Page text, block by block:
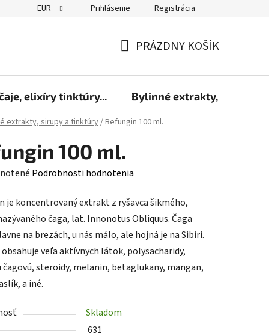
EUR Prihlásenie Registrácia
KOŠÍK
PRÁZDNY KOŠÍK
elixíry tinktúry... Bylinné extrakty, sirupy a
extrakty, sirupy a tinktúry/Befungin 100 ml.
100 ml.
Podrobnosti hodnotenia
je koncentrovaný extrakt z ryšavca šikmého,
čaga, lat. Innonotus Obliquus. Čaga
na brezách, u nás málo, ale hojná je na Sibíri.
obsahuje veľa aktívnych látok, polysacharidy,
čagovú, steroidy, melanin, betaglukany, mangan,
a iné.
Skladom
631